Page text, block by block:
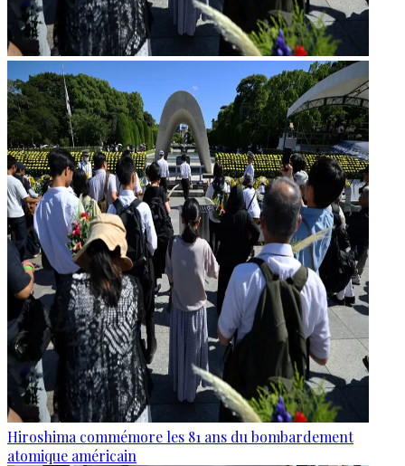
Hiroshima commémore les 81 ans du bombardement
atomique américain